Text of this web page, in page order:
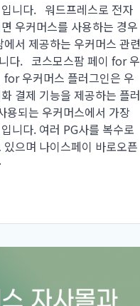
니다. 워드프레스로 전자
우커머스를 사용하는 경우
서 제공하는 우커머스 관련
다. 코스모스팜 페이 for 우
우커머스 플러그인은 우
결제 기능을 제공하는 플러
용되는 우커머스에서 가장
니다. 여러 PG사를 복수로
으며 나이스페이 바로오픈